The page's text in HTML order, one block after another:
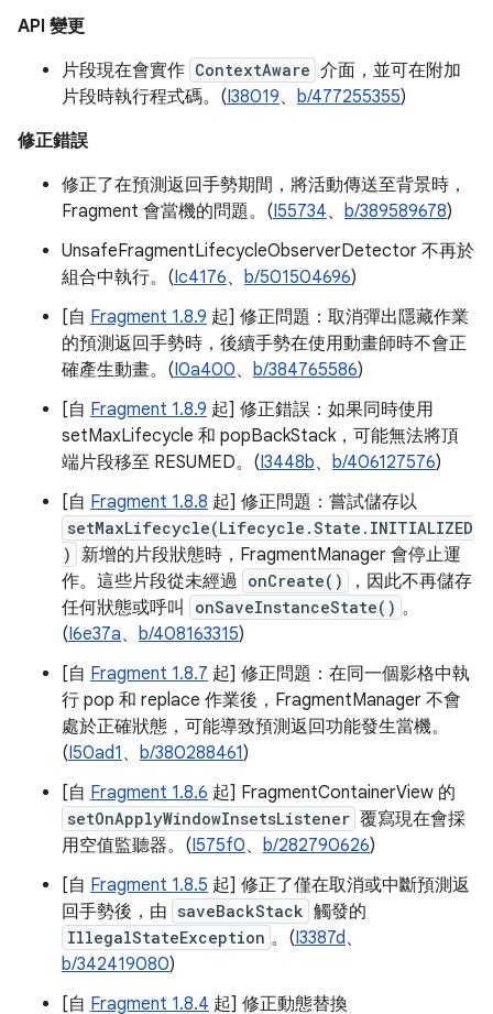
API 變更
片段現在會實作 ContextAware 介面，並可在附加
片段時執行程式碼。(I38019、 b/477255355)
修正錯誤
修正了在預測返回手勢期間，將活動傳送至背景時，
Fragment 會當機的問題。(I55734、 b/389589678)
UnsafeFragmentLifecycleObserverDetector 不再於
組合中執行。(Ic4176、 b/501504696)
[自 Fragment 1.8.9 起] 修正問題：取消彈出隱藏作業
的預測返回手勢時，後續手勢在使用動畫師時不會正
確產生動畫。(I0a400、 b/384765586)
[自 Fragment 1.8.9 起] 修正錯誤：如果同時使用
setMaxLifecycle 和 popBackStack，可能無法將頂
端片段移至 RESUMED。(I3448b、 b/406127576)
[自 Fragment 1.8.8 起] 修正問題：嘗試儲存以
setMaxLifecycle(Lifecycle.State.INITIALIZED
) 新增的片段狀態時，FragmentManager 會停止運
作。這些片段從未經過 onCreate()
，因此不再儲存
任何狀態或呼叫
onSaveInstanceState() 。
(I6e37a、 b/408163315)
[自 Fragment 1.8.7 起] 修正問題：在同一個影格中執
行 pop 和 replace 作業後，FragmentManager 不會
處於正確狀態，可能導致預測返回功能發生當機。
(I50ad1 、 b/380288461)
[自 Fragment 1.8.6 起] FragmentContainerView 的
setOnApplyWindowInsetsListener 覆寫現在會採
用空值監聽器。(I575f0、 b/282790626)
[自 Fragment 1.8.5 起] 修正了僅在取消或中斷預測返
回手勢後，由 saveBackStack 觸發的
IllegalStateException 。(I3387d、
b/342419080)
[自 Fragment 1.8.4 起] 修正動態替換